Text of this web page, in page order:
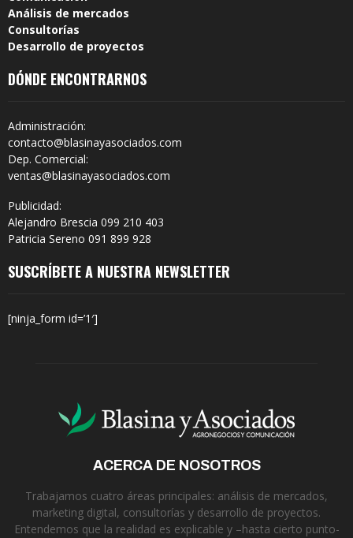
Análisis de mercados
Consultorías
Desarrollo de proyectos
DÓNDE ENCONTRARNOS
Administración:
contacto@blasinayasociados.com
Dep. Comercial:
ventas@blasinayasociados.com
Publicidad:
Alejandro Brescia 099 210 403
Patricia Sereno 091 899 928
SUSCRÍBETE A NUESTRA NEWSLETTER
[ninja_form id=’1′]
ACERCA DE NOSOTROS
Trabajamos cuatro áreas principales: análisis de mercados,
marketing digital, consultorías y desarrollo de proyectos.
Entendemos que la realidad es explicable y –hasta cierto punto-